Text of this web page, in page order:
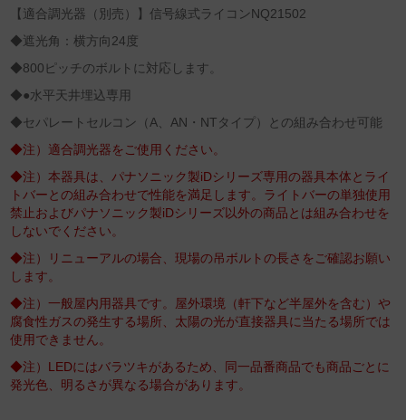
【適合調光器（別売）】信号線式ライコンNQ21502
◆遮光角：横方向24度
◆800ピッチのボルトに対応します。
◆●水平天井埋込専用
◆セパレートセルコン（A、AN・NTタイプ）との組み合わせ可能
◆注）適合調光器をご使用ください。
◆注）本器具は、パナソニック製iDシリーズ専用の器具本体とライ
トバーとの組み合わせで性能を満足します。ライトバーの単独使用
禁止およびパナソニック製iDシリーズ以外の商品とは組み合わせを
しないでください。
◆注）リニューアルの場合、現場の吊ボルトの長さをご確認お願い
します。
◆注）一般屋内用器具です。屋外環境（軒下など半屋外を含む）や
腐食性ガスの発生する場所、太陽の光が直接器具に当たる場所では
使用できません。
◆注）LEDにはバラツキがあるため、同一品番商品でも商品ごとに
発光色、明るさが異なる場合があります。